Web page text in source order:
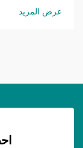
عرض المزيد